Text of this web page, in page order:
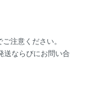
注意ください。
送ならびにお問い合